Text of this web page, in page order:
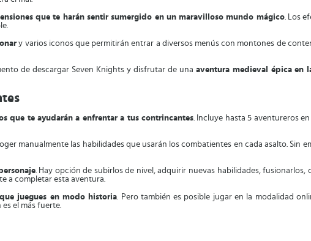
que te harán sentir sumergido en un maravilloso mundo mágico. Los
y varios iconos que permitirán entrar a diversos menús con montones de
de descargar Seven Knights y disfrutar de una aventura medieval épica en
que te ayudarán a enfrentar a tus contrincantes. Incluye hasta 5 aventureros
manualmente las habilidades que usarán los combatientes en cada asalto. Sin
. Hay opción de subirlos de nivel, adquirir nuevas habilidades, fusionarlos,
a completar esta aventura.
juegues en modo historia. Pero también es posible jugar en la modalidad
el más fuerte.